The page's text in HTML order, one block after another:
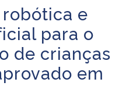
e
para o
de crianças
em